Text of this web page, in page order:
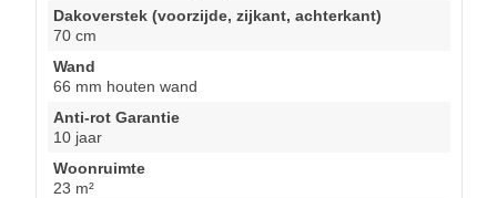
Dakoverstek (voorzijde, zijkant, achterkant)
70 cm
Wand
66 mm houten wand
Anti-rot Garantie
10 jaar
Woonruimte
23 m²